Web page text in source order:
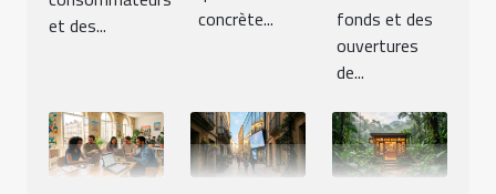
et des...
concrète...
fonds et des
ouvertures
de...